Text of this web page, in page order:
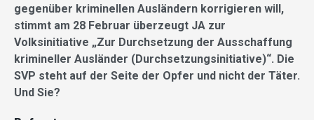
gegenüber kriminellen Ausländern korrigieren will,
stimmt am 28 Februar überzeugt JA zur
Volksinitiative „Zur Durchsetzung der Ausschaffung
krimineller Ausländer (Durchsetzungsinitiative)“. Die
SVP steht auf der Seite der Opfer und nicht der Täter.
Und Sie?